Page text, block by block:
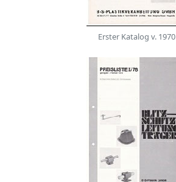
Erster Katalog v. 1970